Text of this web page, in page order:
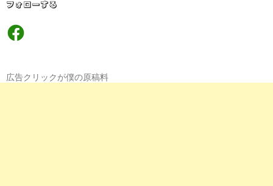
フォローする
Facebook
広告クリックが僕の原稿料